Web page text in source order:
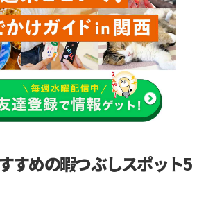
すめの暇つぶしスポット5